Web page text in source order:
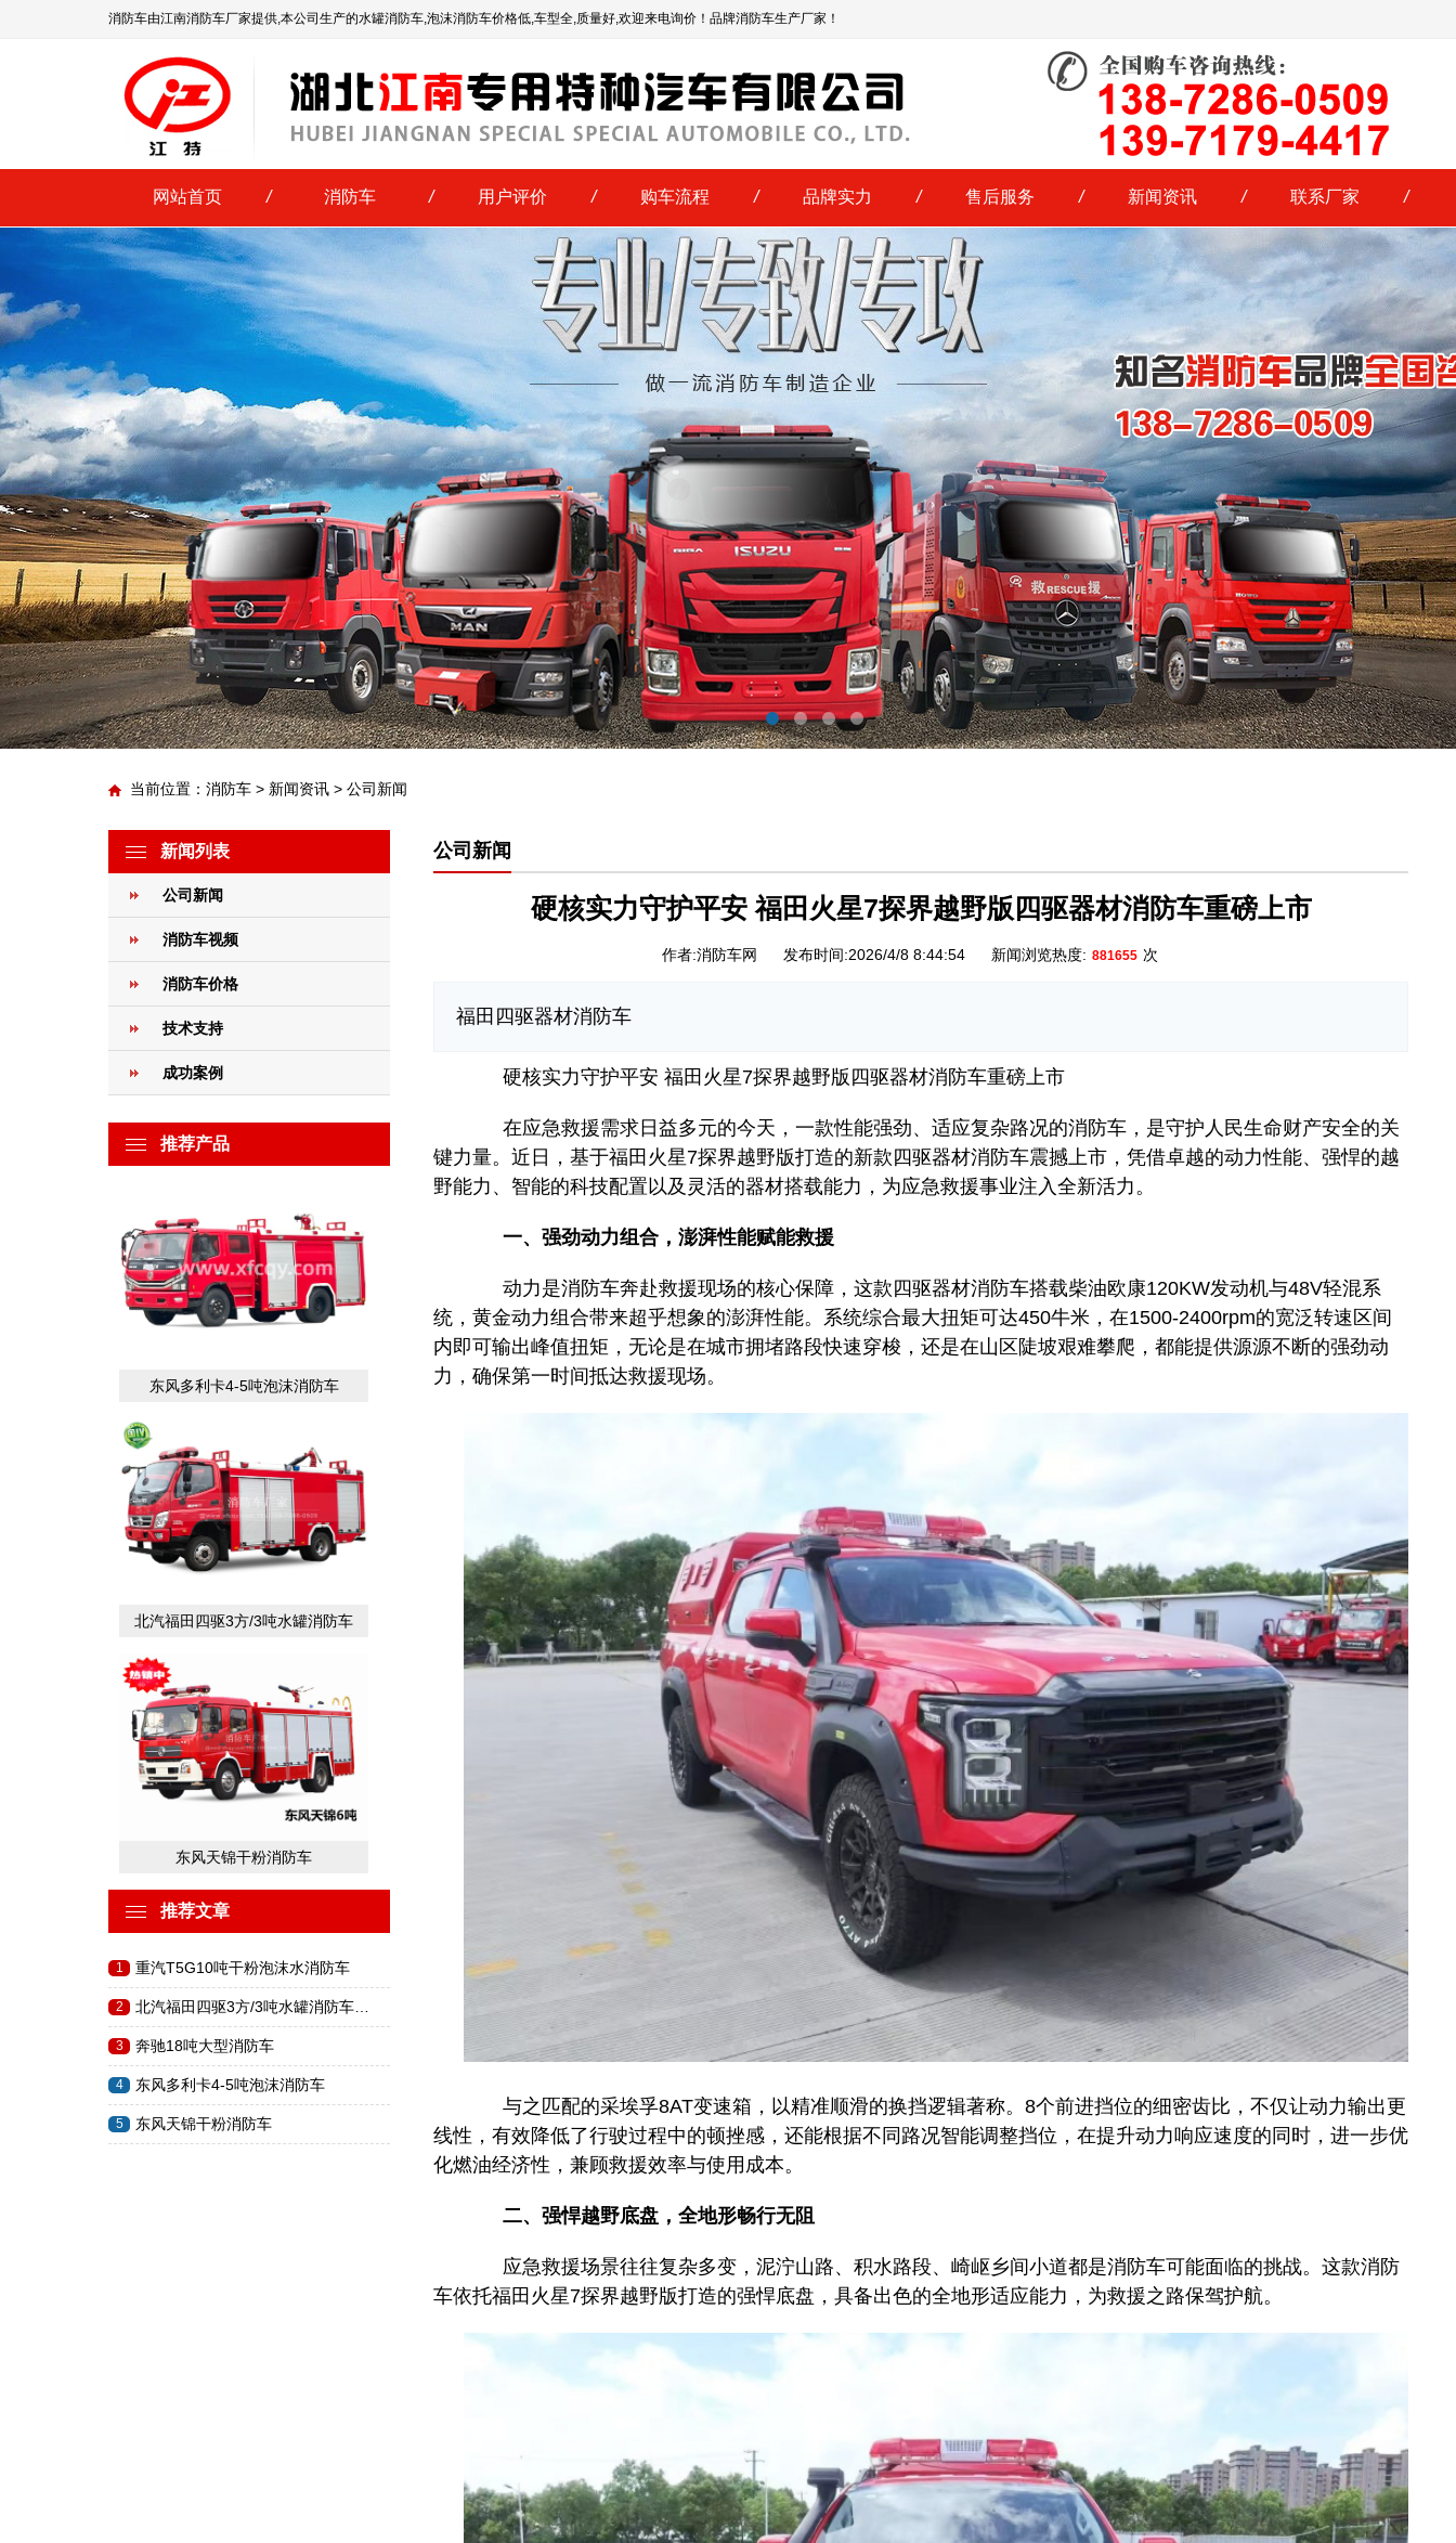
消防车由江南消防车厂家提供,本公司生产的水罐消防车,泡沫消防车价格低,车型全,质量好,欢迎来电询价！品牌消防车生产厂家！
网站首页 / 消防车 / 用户评价 / 购车流程 / 品牌实力 / 售后服务 / 新闻资讯 / 联系厂家 /
当前位置： 消防车 > 新闻资讯 > 公司新闻
新闻列表
公司新闻
消防车视频
消防车价格
技术支持
成功案例
推荐产品
东风多利卡4-5吨泡沫消防车
北汽福田四驱3方/3吨水罐消防车
东风天锦干粉消防车
推荐文章
1 重汽T5G10吨干粉泡沫水消防车
2 北汽福田四驱3方/3吨水罐消防车…
3 奔驰18吨大型消防车
4 东风多利卡4-5吨泡沫消防车
5 东风天锦干粉消防车
公司新闻
硬核实力守护平安 福田火星7探界越野版四驱器材消防车重磅上市
作者:消防车网 发布时间:2026/4/8 8:44:54 新闻浏览热度: 881655 次
福田四驱器材消防车
硬核实力守护平安 福田火星7探界越野版四驱器材消防车重磅上市
在应急救援需求日益多元的今天，一款性能强劲、适应复杂路况的消防车，是守护人民生命财产安全的关
键力量。近日，基于福田火星7探界越野版打造的新款四驱器材消防车震撼上市，凭借卓越的动力性能、强悍的越
野能力、智能的科技配置以及灵活的器材搭载能力，为应急救援事业注入全新活力。
一、强劲动力组合，澎湃性能赋能救援
动力是消防车奔赴救援现场的核心保障，这款四驱器材消防车搭载柴油欧康120KW发动机与48V轻混系
统，黄金动力组合带来超乎想象的澎湃性能。系统综合最大扭矩可达450牛米，在1500-2400rpm的宽泛转速区间
内即可输出峰值扭矩，无论是在城市拥堵路段快速穿梭，还是在山区陡坡艰难攀爬，都能提供源源不断的强劲动
力，确保第一时间抵达救援现场。
与之匹配的采埃孚8AT变速箱，以精准顺滑的换挡逻辑著称。8个前进挡位的细密齿比，不仅让动力输出更
线性，有效降低了行驶过程中的顿挫感，还能根据不同路况智能调整挡位，在提升动力响应速度的同时，进一步优
化燃油经济性，兼顾救援效率与使用成本。
二、强悍越野底盘，全地形畅行无阻
应急救援场景往往复杂多变，泥泞山路、积水路段、崎岖乡间小道都是消防车可能面临的挑战。这款消防
车依托福田火星7探界越野版打造的强悍底盘，具备出色的全地形适应能力，为救援之路保驾护航。